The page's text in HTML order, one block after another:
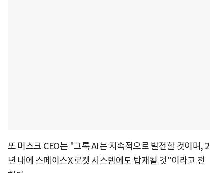
또 머스크 CEO는 "그록 AI는 지속적으로 발전할 것이며, 2
년 내에 스페이스X 로켓 시스템에도 탑재될 것"이라고 전